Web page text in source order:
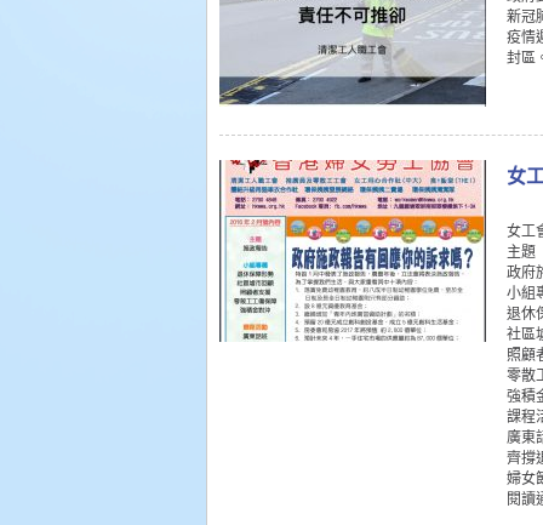
新冠
疫情
封區
女
女工
主題
政府
小組
退休
社區
照顧
零散
強積
課程
廣東
齊撐
婦女
閱讀